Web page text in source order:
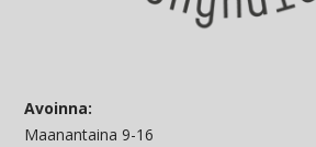
Avoinna:
Maanantaina 9-16